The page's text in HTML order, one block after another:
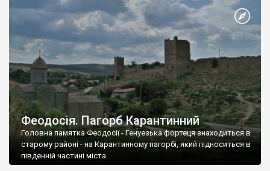
Феодосія. Пагорб Карантинний
Головна памятка Феодосії - Генуезька фортеця знаходиться в
старому районі - на Карантинному пагорбі, який підноситься в
південній частині міста.